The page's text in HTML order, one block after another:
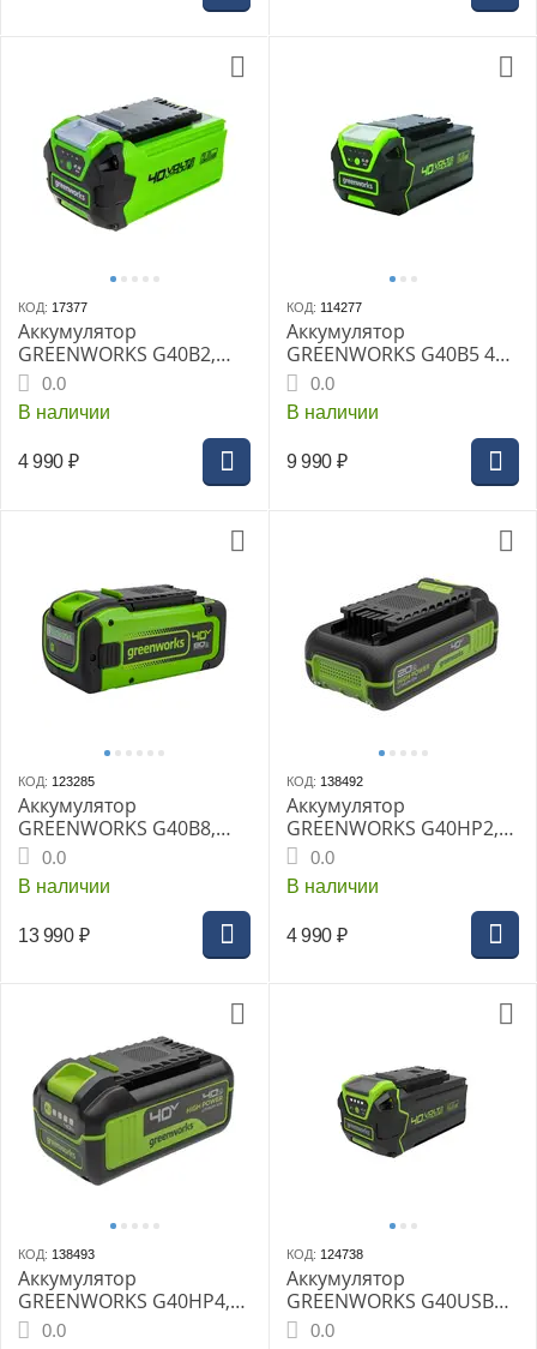
КОД: 17377
Аккумулятор
GREENWORKS G40B2,
40В 2Ач Li-ion G-MAX 40V
(2926907gw)
0.0
В наличии
4 990 ₽
КОД: 114277
Аккумулятор
GREENWORKS G40B5 40В
5Ач Li-ion время зарядки
от 50 до 150мин
(2927207gw)
0.0
В наличии
9 990 ₽
КОД: 123285
Аккумулятор
GREENWORKS G40B8,
40В 8Ач Li-ion время
зарядки от 120 до
240мин (2951607)
0.0
В наличии
13 990 ₽
КОД: 138492
Аккумулятор
GREENWORKS G40HP2,
40V, 2 Ач, High Power
0.0
В наличии
4 990 ₽
КОД: 138493
Аккумулятор
GREENWORKS G40HP4,
40В, 4 Ач, Li-ion, High
0.0
КОД: 124738
Аккумулятор
GREENWORKS G40USB4,
40В 4Ач Li-ion с USB
0.0